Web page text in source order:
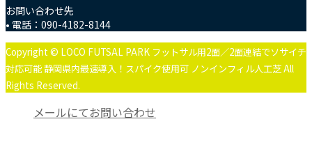
お問い合わせ先
• 電話：090-4182-8144
Copyright © LOCO FUTSAL PARK フットサル用2面／2面連結でソサイチ
対応可能 静岡県内最速導入！スパイク使用可 ノンインフィル人工芝 All
Rights Reserved.
メールにてお問い合わせ